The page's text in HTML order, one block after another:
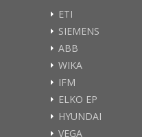
ETI
SIEMENS
ABB
WIKA
IFM
ELKO EP
HYUNDAI
VEGA